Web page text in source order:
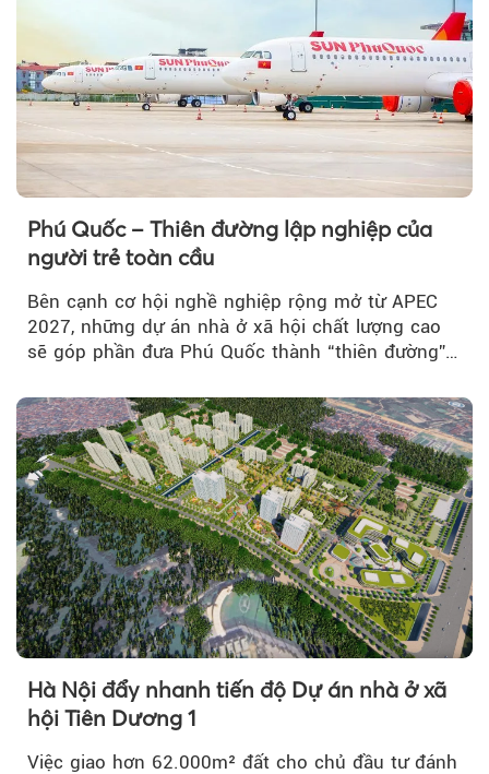
Phú Quốc – Thiên đường lập nghiệp của
người trẻ toàn cầu
Bên cạnh cơ hội nghề nghiệp rộng mở từ APEC
2027, những dự án nhà ở xã hội chất lượng cao
sẽ góp phần đưa Phú Quốc thành “thiên đường”
Hà Nội đẩy nhanh tiến độ Dự án nhà ở xã
hội Tiên Dương 1
Việc giao hơn 62.000m² đất cho chủ đầu tư đánh